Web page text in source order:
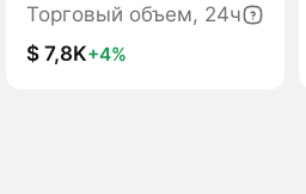
Торговый объем, 24ч
$ 7,8K+4%